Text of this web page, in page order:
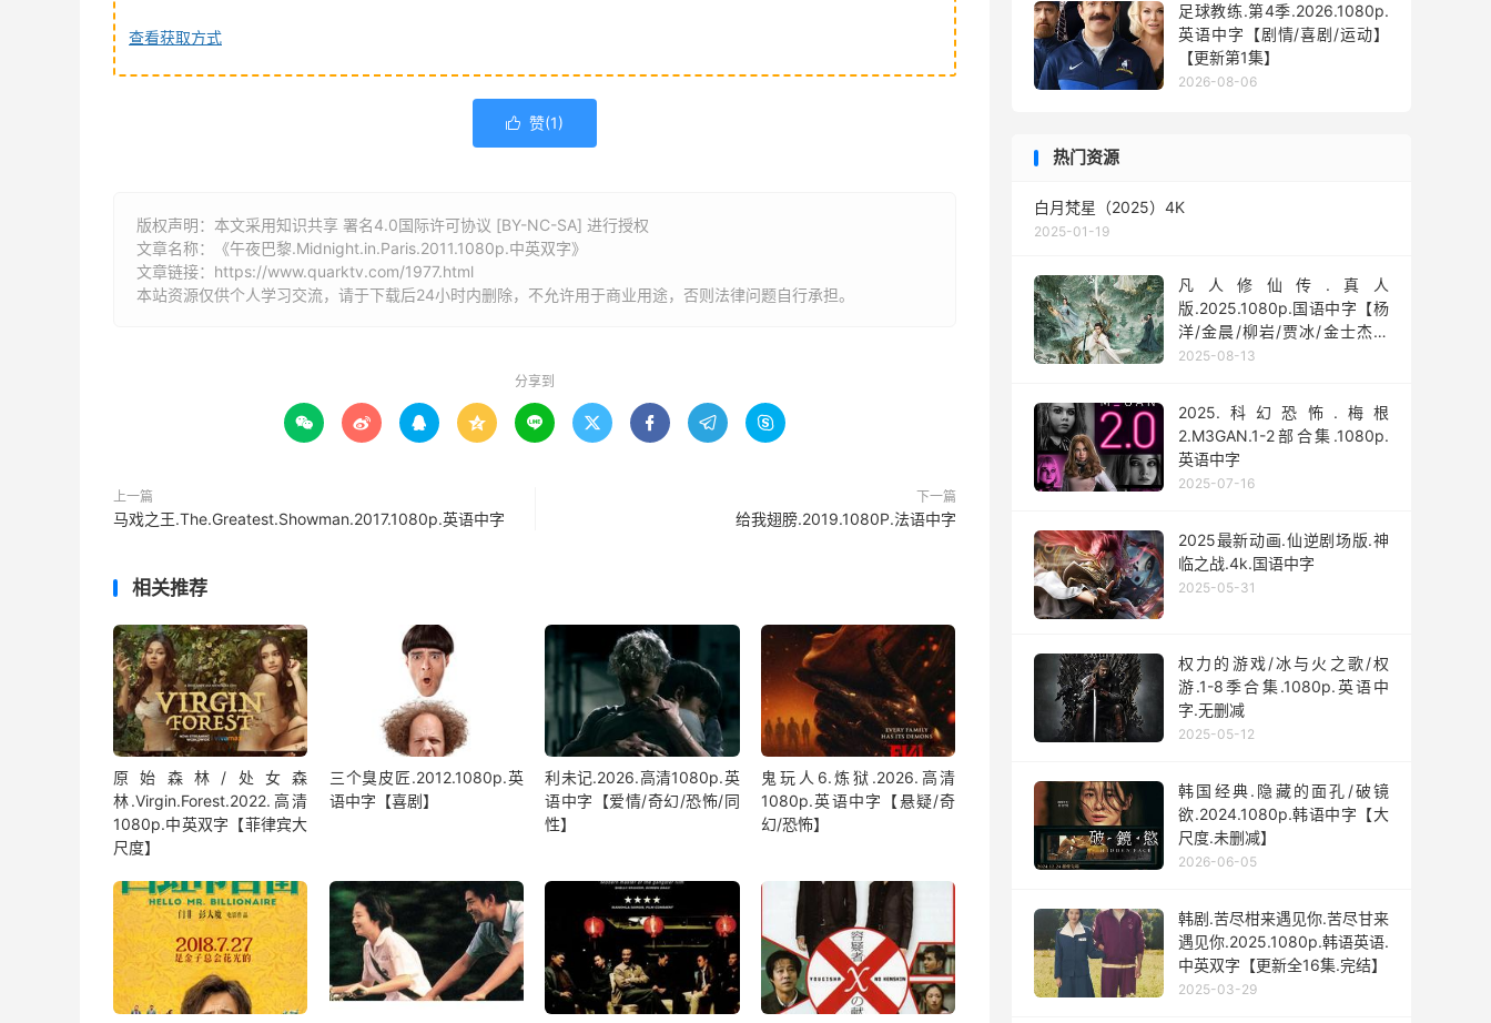
查看获取方式
 赞(1)
版权声明：本文采用知识共享 署名4.0国际许可协议 [BY-NC-SA] 进行授权
文章名称：《午夜巴黎.Midnight.in.Paris.2011.1080p.中英双字》
文章链接： https://www.quarktv.com/1977.html
本站资源仅供个人学习交流，请于下载后24小时内删除，不允许用于商业用途，否则法律问题自行承担。
分享到
        
上一篇
马戏之王.The.Greatest.Showman.2017.1080p.英语中字
下一篇
给我翅膀.2019.1080P.法语中字
相关推荐
原始森林/处女森
林.Virgin.Forest.2022.高清
1080p.中英双字【菲律宾大
尺度】
三个臭皮匠.2012.1080p.英
语中字【喜剧】
利未记.2026.高清1080p.英
语中字【爱情/奇幻/恐怖/同
性】
鬼玩人6.炼狱.2026.高清
1080p.英语中字【悬疑/奇
幻/恐怖】
足球教练.第4季.2026.1080p.
英语中字【剧情/喜剧/运动】
【更新第1集】
2026-08-06
热门资源
白月梵星（2025）4K
2025-01-19
凡人修仙传.真人
版.2025.1080p.国语中字【杨
洋/金晨/柳岩/贾冰/金士杰】
【全30集】
2025-08-13
2025.科幻恐怖.梅根
2.M3GAN.1-2部合集.1080p.
英语中字
2025-07-16
2025最新动画.仙逆剧场版.神
临之战.4k.国语中字
2025-05-31
权力的游戏/冰与火之歌/权
游.1-8季合集.1080p.英语中
字.无删减
2025-05-12
韩国经典.隐藏的面孔/破镜
欲.2024.1080p.韩语中字【大
尺度.未删减】
2026-06-05
韩剧.苦尽柑来遇见你.苦尽甘来
遇见你.2025.1080p.韩语英语.
中英双字【更新全16集.完结】
2025-03-29